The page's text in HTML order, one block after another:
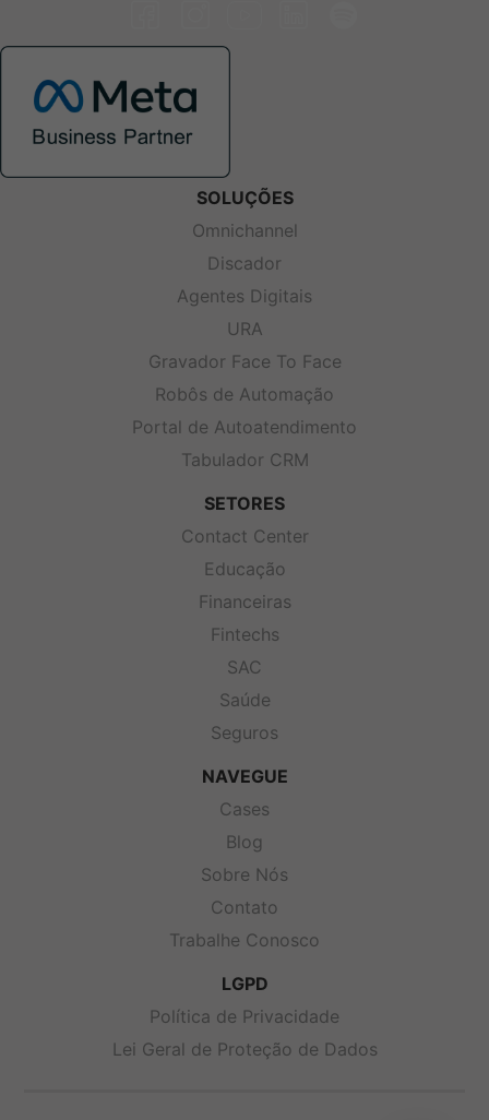
SOLUÇÕES
Omnichannel
Discador
Agentes Digitais
URA
Gravador Face To Face
Robôs de Automação
Portal de Autoatendimento
Tabulador CRM
SETORES
Contact Center
Educação
Financeiras
Fintechs
SAC
Saúde
Seguros
NAVEGUE
Cases
Blog
Sobre Nós
Contato
Trabalhe Conosco
LGPD
Política de Privacidade
Lei Geral de Proteção de Dados